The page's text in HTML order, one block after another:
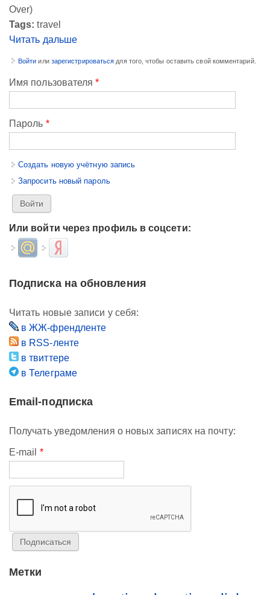
Over)
Tags: travel
Читать дальше
Войти или зарегистрироваться для того, чтобы оставить свой комментарий.
Имя пользователя*
Пароль *
Создать новую учётную запись
Запросить новый пароль
Или войти через профиль в соцсети:
Login with Mail.ruLogin with Яндекс
Подписка на обновления
Читать новые записи у себя:
в ЖЖ-френдленте
в RSS-ленте
в твиттере
в Телеграме
Email-подписка
Получать уведомления о новых записях на почту:
E-mail *
Метки